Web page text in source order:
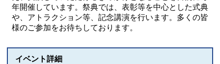
年開催しています。祭典では、表彰等を中心とした式典
や、アトラクション等、記念講演を行います。多くの皆
様のご参加をお待ちしております。
イベント詳細